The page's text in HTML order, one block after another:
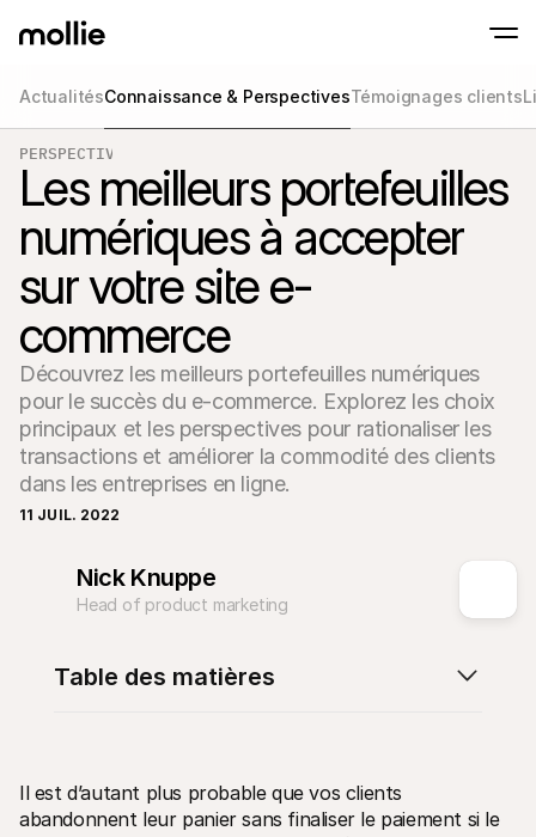
Tap to Pay sur iPhone
Acceptez les paiements sans contact sur
En savoir plus Acceptez et gérez
Paiement en point
Encaissez des
de terminaux et
Checkout
Acceptance and
Empêchez la fraude
taux de conversion
Partenaires
Pour les agences
En savoir plus sur notre Programme Partenaire Agence
Intégrez Mollie avec des packages prêts à l'emploi
Communauté Discord Lisez
ActualitésConnaissance & PerspectivesTémoignages clients
PERSPECTIVES
Les meilleurs portefeuilles
numériques à accepter
sur votre site e-
commerce
Découvrez les meilleurs portefeuilles numériques
pour le succès du e-commerce. Explorez les choix
principaux et les perspectives pour rationaliser les
transactions et améliorer la commodité des clients
dans les entreprises en ligne.
11 JUIL. 2022
Nick Knuppe
Head of product marketing
Il est d’autant plus probable que vos clients
abandonnent leur panier sans finaliser le paiement si le
Table des matières